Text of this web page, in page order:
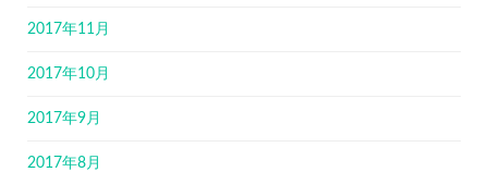
2017年11月
2017年10月
2017年9月
2017年8月